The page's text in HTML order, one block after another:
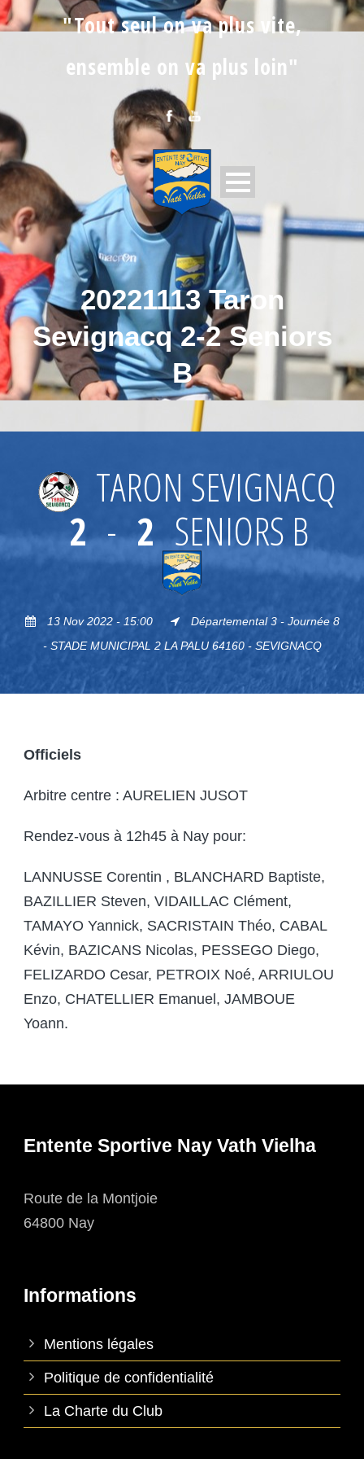
"Tout seul on va plus vite,
ensemble on va plus loin"
20221113 Taron
Sevignacq 2-2 Seniors
B
TARON SEVIGNACQ
2 - 2 SENIORS B
13 Nov 2022 - 15:00
Départemental 3 - Journée 8
- STADE MUNICIPAL 2 LA PALU 64160 - SEVIGNACQ
Officiels
Arbitre centre : AURELIEN JUSOT
Rendez-vous à 12h45 à Nay pour:
LANNUSSE Corentin , BLANCHARD Baptiste,
BAZILLIER Steven, VIDAILLAC Clément,
TAMAYO Yannick, SACRISTAIN Théo, CABAL
Kévin, BAZICANS Nicolas, PESSEGO Diego,
FELIZARDO Cesar, PETROIX Noé, ARRIULOU
Enzo, CHATELLIER Emanuel, JAMBOUE
Yoann.
Entente Sportive Nay Vath Vielha
Route de la Montjoie
64800 Nay
Informations
Mentions légales
Politique de confidentialité
La Charte du Club